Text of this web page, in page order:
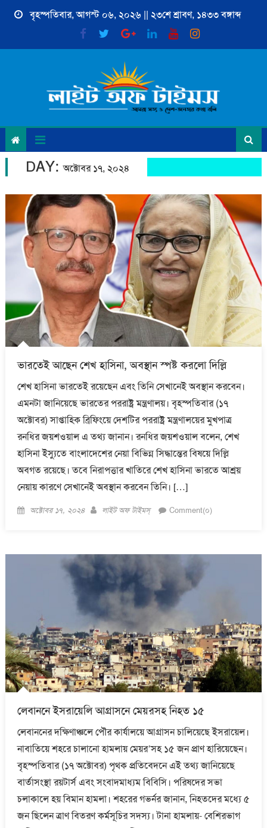
Skip
বৃহস্পতিবার, আগস্ট ০৬, ২০২৬ || ২৩শে শ্রাবণ, ১৪৩৩ বঙ্গাব্দ
DAY:অক্টোবর ১৭, ২০২৪
ভারতেই আছেন শেখ হাসিনা, অবস্থান স্পষ্ট করলো দিল্লি
শেখ হাসিনা ভারতেই রয়েছেন এবং তিনি সেখানেই অবস্থান করবেন।
এমনটা জানিয়েছে ভারতের পররাষ্ট্র মন্ত্রণালয়। বৃহস্পতিবার (১৭
অক্টোবর) সাপ্তাহিক ব্রিফিংয়ে দেশটির পররাষ্ট্র মন্ত্রণালয়ের মুখপাত্র
রনধির জয়শওয়াল এ তথ্য জানান। রনধির জয়শওয়াল বলেন, শেখ
হাসিনা ইস্যুতে বাংলাদেশের নেয়া বিভিন্ন সিদ্ধান্তের বিষয়ে দিল্লি
অবগত রয়েছে। তবে নিরাপত্তার খাতিরে শেখ হাসিনা ভারতে আশ্রয়
নেয়ায় কারণে সেখানেই অবস্থান করবেন তিনি। […]
Posted
অক্টোবর ১৭, ২০২৪ Author
লাইট অফ টাইমস্ Comment(০)
লেবাননে ইসরায়েলি আগ্রাসনে মেয়রসহ নিহত ১৫
লেবাননের দক্ষিণাঞ্চলে পৌর কার্যালয়ে আগ্রাসন চালিয়েছে ইসরায়েল।
নাবাতিয়ে শহরে চালানো হামলায় মেয়র’সহ ১৫ জন প্রাণ হারিয়েছেন।
বৃহস্পতিবার (১৭ অক্টোবর) পৃথক প্রতিবেদনে এই তথ্য জানিয়েছে
বার্তাসংস্থা রয়টার্স এবং সংবাদমাধ্যম বিবিসি। পরিষদের সভা
চলাকালে হয় বিমান হামলা। শহরের গভর্নর জানান, নিহতদের মধ্যে ৫
জন ছিলেন ত্রাণ বিতরণ কর্মসূচির সদস্য। টানা হামলায়- বেশিরভাগ